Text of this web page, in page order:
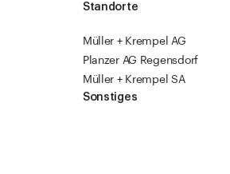
Standorte
Müller + Krempel AG
Planzer AG Regensdorf
Müller + Krempel SA
Sonstiges